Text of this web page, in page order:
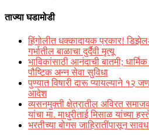
ताज्या घडामोडी
हिंगोलीत धक्कादायक प्रकार!
गर्भातील बाळाचा दुर्दैवी मृत्यू
भाविकांसाठी आनंदाची बातमी;
पौष्टिक अन्न सेवा सुविधा
पुण्यात विषारी दारू प्यायल्याने १२
आदेश
व्यसनमुक्ती क्षेत्रातील अविरत
यांचा मा. माधुरीताई मिसाळ यांच्या
भरतीच्या बोगस जाहिरातींपासून